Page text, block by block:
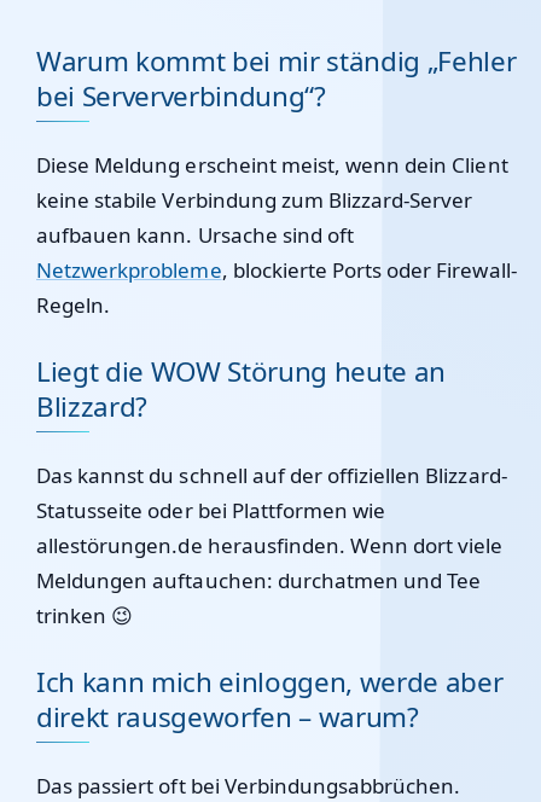
Warum kommt bei mir ständig „Fehler
bei Serververbindung“?
Diese Meldung erscheint meist, wenn dein Client
keine stabile Verbindung zum Blizzard-Server
aufbauen kann. Ursache sind oft
Netzwerkprobleme, blockierte Ports oder Firewall-
Regeln.
Liegt die WOW Störung heute an
Blizzard?
Das kannst du schnell auf der offiziellen Blizzard-
Statusseite oder bei Plattformen wie
allestörungen.de herausfinden. Wenn dort viele
Meldungen auftauchen: durchatmen und Tee
trinken 😉
Ich kann mich einloggen, werde aber
direkt rausgeworfen – warum?
Das passiert oft bei Verbindungsabbrüchen.